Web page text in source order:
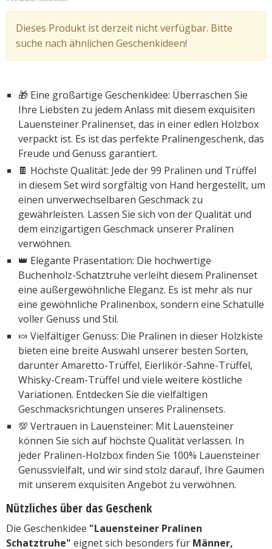
Dieses Produkt ist derzeit nicht verfügbar. Bitte
suche nach ähnlichen Geschenkideen!
🎁 Eine großartige Geschenkidee: Überraschen Sie
Ihre Liebsten zu jedem Anlass mit diesem exquisiten
Lauensteiner Pralinenset, das in einer edlen Holzbox
verpackt ist. Es ist das perfekte Pralinengeschenk, das
Freude und Genuss garantiert.
🍫 Höchste Qualität: Jede der 99 Pralinen und Trüffel
in diesem Set wird sorgfältig von Hand hergestellt, um
einen unverwechselbaren Geschmack zu
gewährleisten. Lassen Sie sich von der Qualität und
dem einzigartigen Geschmack unserer Pralinen
verwöhnen.
👑 Elegante Präsentation: Die hochwertige
Buchenholz-Schatztruhe verleiht diesem Pralinenset
eine außergewöhnliche Eleganz. Es ist mehr als nur
eine gewöhnliche Pralinenbox, sondern eine Schatulle
voller Genuss und Stil.
🍬 Vielfältiger Genuss: Die Pralinen in dieser Holzkiste
bieten eine breite Auswahl unserer besten Sorten,
darunter Amaretto-Trüffel, Eierlikör-Sahne-Trüffel,
Whisky-Cream-Trüffel und viele weitere köstliche
Variationen. Entdecken Sie die vielfältigen
Geschmacksrichtungen unseres Pralinensets.
💯 Vertrauen in Lauensteiner: Mit Lauensteiner
können Sie sich auf höchste Qualität verlassen. In
jeder Pralinen-Holzbox finden Sie 100% Lauensteiner
Genussvielfalt, und wir sind stolz darauf, Ihre Gaumen
mit unserem exquisiten Angebot zu verwöhnen.
Nützliches über das Geschenk
Die Geschenkidee "Lauensteiner Pralinen
Schatztruhe" eignet sich besonders für Männer,